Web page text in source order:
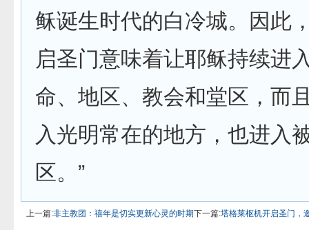
稣诞生时代的白冷城。因此
启圣门意味着让耶稣持续进
命、地区、教会和堂区，而
入光明常在的地方，也进入
区。”
上一篇:非主教团：禧年是切实更新心灵的时期下一篇:塔格莱枢机开启圣门，